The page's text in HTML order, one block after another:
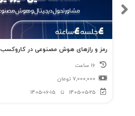
رمز و رازهای هوش مصنوعی در کاروکسب
7,000,000 تومان
1405-05-25
تا 1405-06-15